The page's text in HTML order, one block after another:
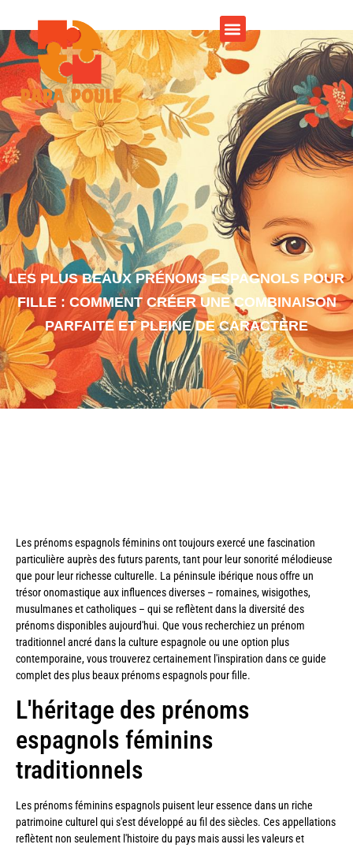
LES PLUS BEAUX PRÉNOMS ESPAGNOLS POUR
FILLE : COMMENT CRÉER UNE COMBINAISON
PARFAITE ET PLEINE DE CARACTÈRE
Les prénoms espagnols féminins ont toujours exercé une fascination
particulière auprès des futurs parents, tant pour leur sonorité mélodieuse
que pour leur richesse culturelle. La péninsule ibérique nous offre un
trésor onomastique aux influences diverses – romaines, wisigothes,
musulmanes et catholiques – qui se reflètent dans la diversité des
prénoms disponibles aujourd'hui. Que vous recherchiez un prénom
traditionnel ancré dans la culture espagnole ou une option plus
contemporaine, vous trouverez certainement l'inspiration dans ce guide
complet des plus beaux prénoms espagnols pour fille.
L'héritage des prénoms
espagnols féminins
traditionnels
Les prénoms féminins espagnols puisent leur essence dans un riche
patrimoine culturel qui s'est développé au fil des siècles. Ces appellations
reflètent non seulement l'histoire du pays mais aussi les valeurs et